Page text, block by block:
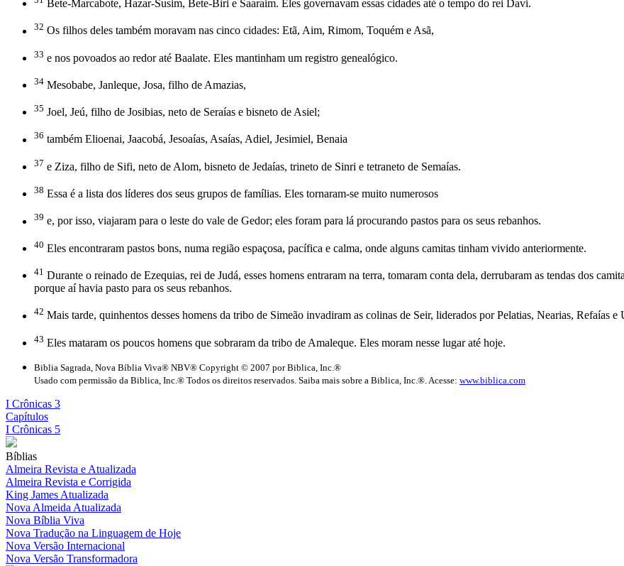
Bete-Marcabote, Hazar-Susim, Bete-Biri e Saaraim. Eles governavam essas cidades até o tempo do rei Davi.
32 Os filhos deles também moravam nas cinco cidades: Etã, Aim, Rimom, Toquém e Asã,
33 e nos povoados ao redor até Baalate. Eles mantinham um registro genealógico.
34 Mesobabe, Janleque, Josa, filho de Amazias,
35 Joel, Jeú, filho de Josibias, neto de Seraías e bisneto de Asiel;
36 também Elioenai, Jaacobá, Jesoaías, Asaías, Adiel, Jesimiel, Benaia
37 e Ziza, filho de Sifi, neto de Alom, bisneto de Jedaías, trineto de Sinri e tetraneto de Semaías.
38 Essa é a lista dos líderes dos seus grupos de famílias. Eles tornaram-se muito numerosos
39 e, por isso, viajaram para o leste do vale de Gedor; eles foram para lá procurando pastos para os seus rebanhos.
40 Eles encontraram pastos bons, numa região espaçosa, pacífica e calma, onde alguns camitas tinham vivido anteriormente.
41 Durante o reinado de Ezequias, rei de Judá, esses homens entraram na terra, tomaram conta dela, derrubaram as tendas dos
porque aí havia pasto para os seus rebanhos.
42 Mais tarde, quinhentos desses homens da tribo de Simeão invadiram as colinas de Seir, liderados por Pelatias, Nearias, Refaías
43 Eles mataram os poucos homens que sobraram da tribo de Amaleque. Eles moram nesse lugar até hoje.
Biblia Sagrada, Nova Bíblia Viva® NBV® Copyright © 2007 por Biblica, Inc.®
Usado com permissão da Biblica, Inc.® Todos os direitos reservados. Saiba mais sobre a Biblica, Inc.®. Acesse: www.biblica.com
I Crônicas 3
Capítulos
I Crônicas 5
Bíblias
Almeira Revista e Atualizada
Almeira Revista e Corrigida
King James Atualizada
Nova Almeida Atualizada
Nova Bíblia Viva
Nova Tradução na Linguagem de Hoje
Nova Versão Internacional
Nova Versão Transformadora